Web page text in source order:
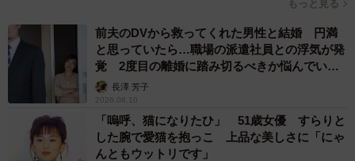
◇ ◇
なお、11代目ユウユウも海上いけすで遊泳行動や、ちゃん
と餌を食べられるかなど摂餌行動の確認を終え、現在はい
おワールドかごしま水族館の黒潮大水槽で悠然と泳ぎなが
ら、来場者を迎えている。賛否両論あるが、水族館は展示
もっと見る
前夫のDVから救ってくれた男性と結婚 円満
と思っていたら…職場の派遣社員との浮気が発
覚 2度目の離婚に踏み切るべきか悩んでいま
す【夫婦関係修復カウンセラーが解説】
長澤 芳子
2026.08.10
「嗚呼、猫になりたひ」 51歳女優 すらりと
した腕で愛猫を抱っこ 上品な美しさに「にゃ
んともウットリです」